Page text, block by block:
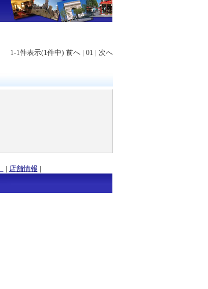
1-1件表示(1件中) 前へ | 01 | 次へ
| 店舗情報 |